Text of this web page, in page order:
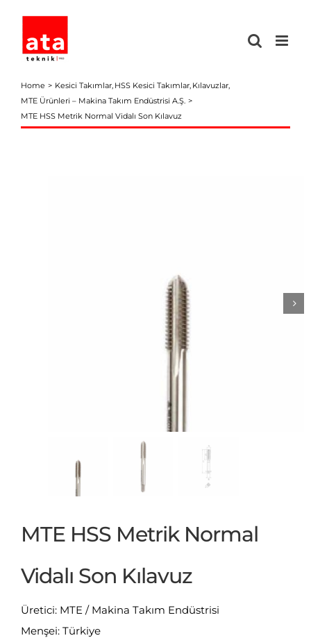
content
Home Kesici Takımlar HSS Kesici Takımlar Kılavuzlar
MTE Ürünleri – Makina Takım Endüstrisi A.Ş.
MTE HSS Metrik Normal Vidalı Son Kılavuz
MTE HSS Metrik Normal
Vidalı Son Kılavuz
Üretici: MTE / Makina Takım Endüstrisi
Menşei: Türkiye